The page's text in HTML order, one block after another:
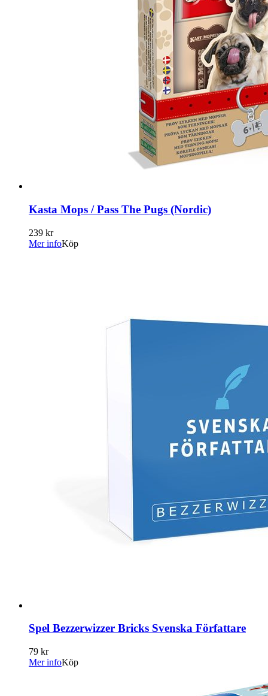
Kasta Mops / Pass The Pugs (Nordic)
239 kr
Mer infoKöp
Spel Bezzerwizzer Bricks Svenska Författare
79 kr
Mer infoKöp